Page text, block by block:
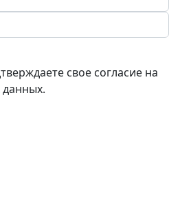
свое согласие на